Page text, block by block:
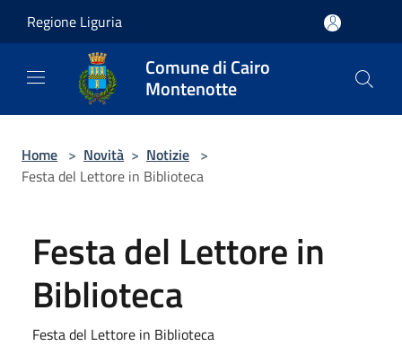
Regione Liguria
Comune di Cairo
Montenotte
Home > Novità > Notizie >
Festa del Lettore in Biblioteca
Festa del Lettore in
Biblioteca
Festa del Lettore in Biblioteca